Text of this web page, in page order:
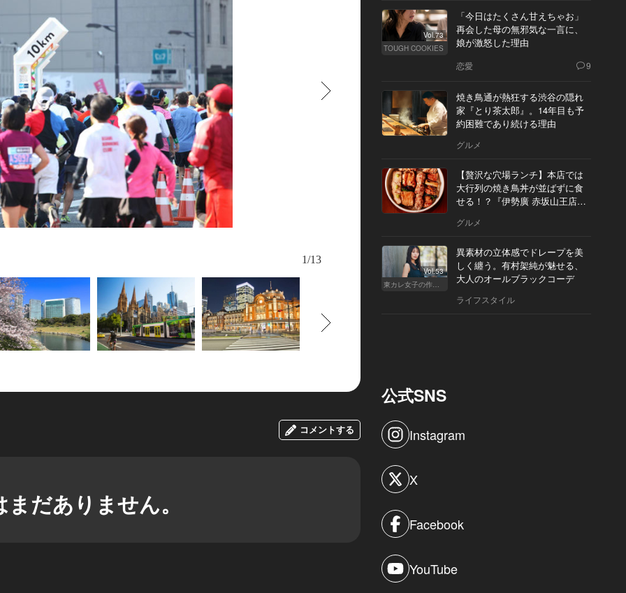
1/13
コメントする
だありません。
Vol.73
TOUGH COOKIES
「今日はたくさん甘えちゃお」
再会した母の無邪気な一言に、
娘が激怒した理由
恋愛 9
焼き鳥通が熱狂する渋谷の隠れ
家『とり茶太郎』。14年目も予
約困難であり続ける理由
グルメ
【贅沢な穴場ランチ】本店では
大行列の焼き鳥丼が並ばずに食
せる！？『伊勢廣 赤坂山王店』
グルメ
Vol.53
東カレ女子の作り方
異素材の立体感でドレープを美
しく纏う。有村架純が魅せる、
大人のオールブラックコーデ
ライフスタイル
公式SNS
Instagram
X
Facebook
YouTube